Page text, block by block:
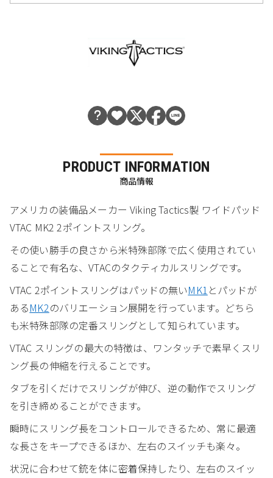
PRODUCT INFORMATION
商品情報
アメリカの装備品メーカー Viking Tactics製 ワイドパッド
VTAC MK2 2ポイントスリング。
その使い勝手の良さから米特殊部隊で広く使用されてい
ることで有名な、VTACのタクティカルスリングです。
VTAC 2ポイントスリングはパッドの無いMK1とパッドが
あるMK2のバリエーション展開を行っています。どちら
も米特殊部隊の定番スリングとして知られています。
VTAC スリングの最大の特徴は、ワンタッチで素早くスリ
ング長の伸縮を行えることです。
タブを引くだけでスリングが伸び、逆の動作でスリング
を引き締めることができます。
瞬時にスリング長をコントロールできるため、常に最適
な長さをキープできるほか、左右のスイッチも楽々。
状況に合わせて銃を体に密着保持したり、左右のスイッ